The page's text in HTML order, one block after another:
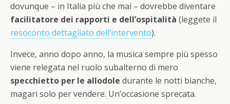
dovunque – in Italia più che mai – dovrebbe diventare
facilitatore dei rapporti e dell’ospitalità (leggete il
resoconto dettagliato dell’intervento).
Invece, anno dopo anno, la musica sempre più spesso
viene relegata nel ruolo subalterno di mero
specchietto per le allodole durante le notti bianche,
magari solo per vendere. Un’occasione sprecata.